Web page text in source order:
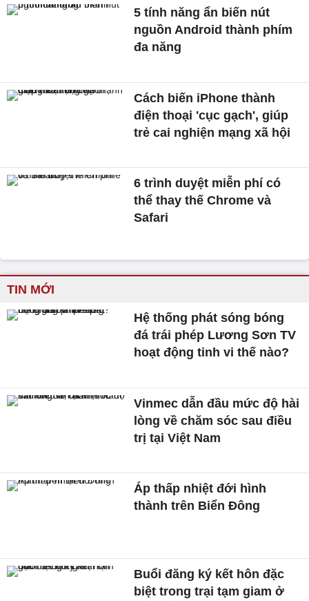
5 tính năng ẩn biến nút
nguồn Android thành phím
đa năng
Cách biến iPhone thành
điện thoại 'cục gạch', giúp
trẻ cai nghiện mạng xã hội
6 trình duyệt miễn phí có
thể thay thế Chrome và
Safari
TIN MỚI
Hệ thống phát sóng bóng
đá trái phép Lương Sơn TV
hoạt động tinh vi thế nào?
Vinmec dẫn đầu mức độ hài
lòng về chăm sóc sau điều
trị tại Việt Nam
Áp thấp nhiệt đới hình
thành trên Biển Đông
Buổi đăng ký kết hôn đặc
biệt trong trại tạm giam ở